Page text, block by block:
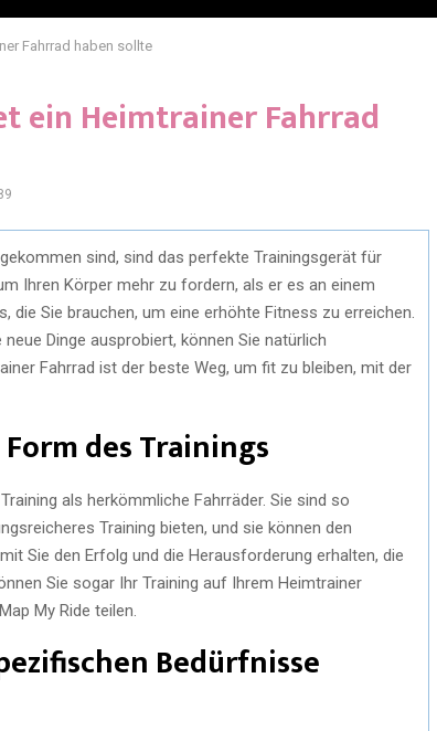
Fahrrad haben sollte
ein Heimtrainer Fahrrad
sind, sind das perfekte Trainingsgerät für
Ihren Körper mehr zu fordern, als er es an einem
die Sie brauchen, um eine erhöhte Fitness zu erreichen.
Dinge ausprobiert, können Sie natürlich
Fahrrad ist der beste Weg, um fit zu bleiben, mit der
des Trainings
als herkömmliche Fahrräder. Sie sind so
Training bieten, und sie können den
Sie den Erfolg und die Herausforderung erhalten, die
Sie sogar Ihr Training auf Ihrem Heimtrainer
My Ride teilen.
Bedürfnisse